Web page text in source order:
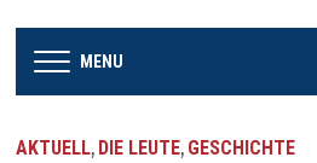
MENU
AKTUELL, DIE LEUTE, GESCHICHTE